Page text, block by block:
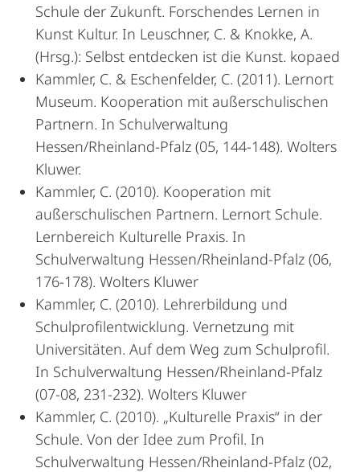
Schule der Zukunft. Forschendes Lernen in
Kunst Kultur. In Leuschner, C. & Knokke, A.
(Hrsg.): Selbst entdecken ist die Kunst. kopaed
Kammler, C. & Eschenfelder, C. (2011). Lernort
Museum. Kooperation mit außerschulischen
Partnern. In Schulverwaltung
Hessen/Rheinland-Pfalz (05, 144-148). Wolters
Kluwer.
Kammler, C. (2010). Kooperation mit
außerschulischen Partnern. Lernort Schule.
Lernbereich Kulturelle Praxis. In
Schulverwaltung Hessen/Rheinland-Pfalz (06,
176-178). Wolters Kluwer
Kammler, C. (2010). Lehrerbildung und
Schulprofilentwicklung. Vernetzung mit
Universitäten. Auf dem Weg zum Schulprofil.
In Schulverwaltung Hessen/Rheinland-Pfalz
(07-08, 231-232). Wolters Kluwer
Kammler, C. (2010). „Kulturelle Praxis“ in der
Schule. Von der Idee zum Profil. In
Schulverwaltung Hessen/Rheinland-Pfalz (02,